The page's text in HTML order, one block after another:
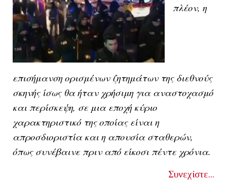
πλέον, η
επισήμανση ορισμένων ζητημάτων της διεθνούς
σκηνής ίσως θα ήταν χρήσιμη για αναστοχασμό
και περίσκεψη, σε μια εποχή κύριο
χαρακτηριστικό της οποίας είναι η
απροσδιοριστία και η απουσία σταθερών,
όπως συνέβαινε πριν από είκοσι πέντε χρόνια.
Συνεχίστε...